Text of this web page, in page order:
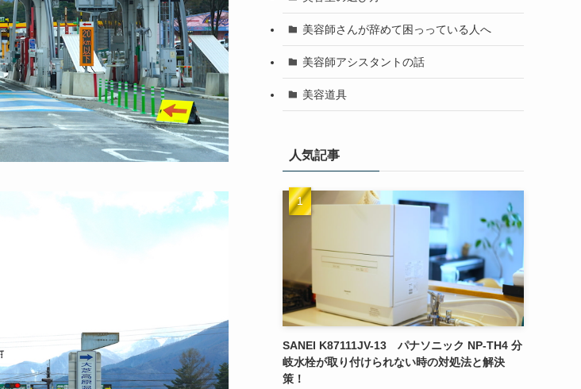
美容師さんが辞めて困っっている人へ
美容師アシスタントの話
美容道具
人気記事
SANEI K87111JV-13 パナソニック NP-TH4 分
岐水栓が取り付けられない時の対処法と解決
策！